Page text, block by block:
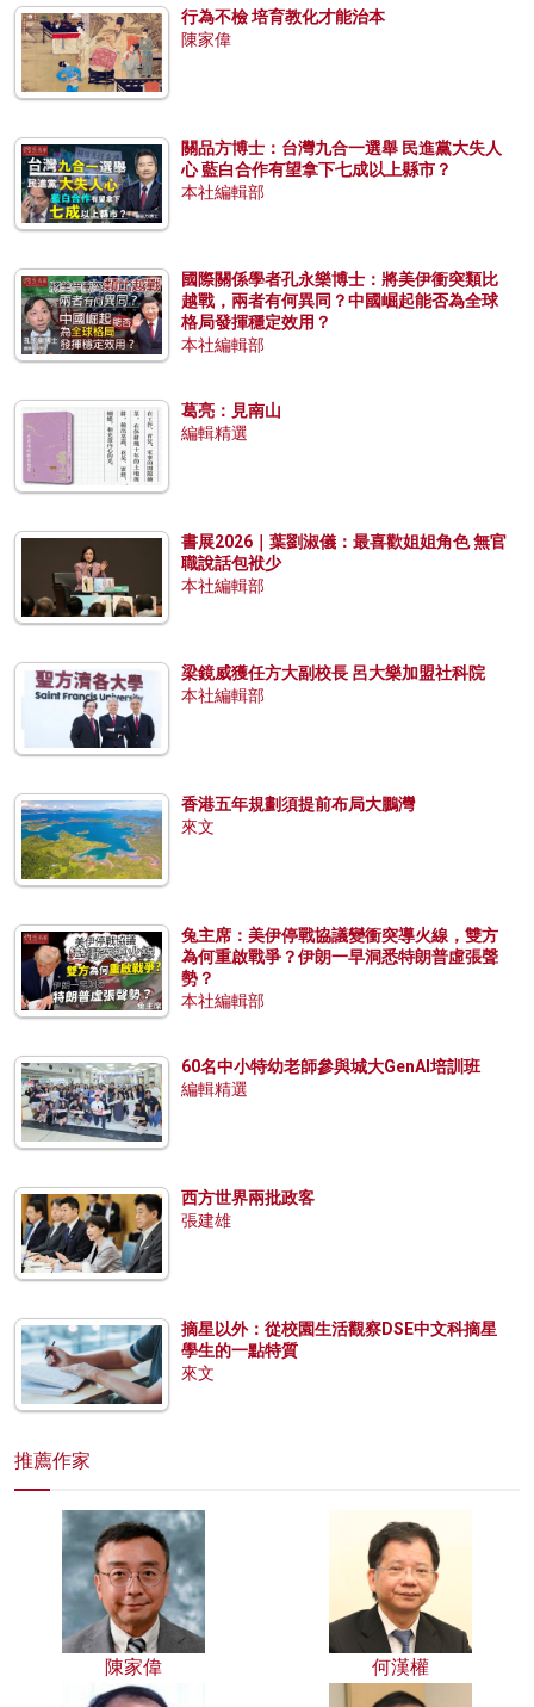
行為不檢 培育教化才能治本
陳家偉
關品方博士：台灣九合一選舉 民進黨大失人
心 藍白合作有望拿下七成以上縣市？
本社編輯部
國際關係學者孔永樂博士：將美伊衝突類比
越戰，兩者有何異同？中國崛起能否為全球
格局發揮穩定效用？
本社編輯部
葛亮：見南山
編輯精選
書展2026｜葉劉淑儀：最喜歡姐姐角色 無官
職說話包袱少
本社編輯部
梁鏡威獲任方大副校長 呂大樂加盟社科院
本社編輯部
香港五年規劃須提前布局大鵬灣
來文
兔主席：美伊停戰協議變衝突導火線，雙方
為何重啟戰爭？伊朗一早洞悉特朗普虛張聲
勢？
本社編輯部
60名中小特幼老師參與城大GenAI培訓班
編輯精選
西方世界兩批政客
張建雄
摘星以外：從校園生活觀察DSE中文科摘星
學生的一點特質
來文
推薦作家
陳家偉 何漢權